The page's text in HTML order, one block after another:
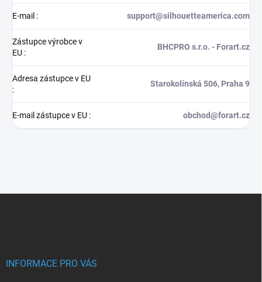
E-mail : support@silhouetteamerica.com
Zástupce výrobce v
EU :
BHCPRO s.r.o. - Forart.cz
Adresa zástupce v EU
:
Starokolínská 506, Praha 9
E-mail zástupce v EU : obchod@forart.cz
INFORMACE PRO VÁS